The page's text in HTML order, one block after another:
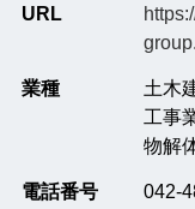
URL
業種
土木
工事
物解
電話番号 042-